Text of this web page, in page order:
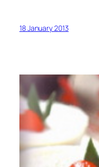
18 January 2013